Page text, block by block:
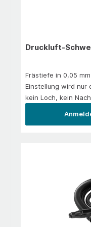
Druckluft-
Frästiefe in 0,05
Einstellung wird nur die
kein Loch, kein
BügelInklusive